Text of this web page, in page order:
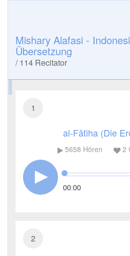
Mishary Alafasi -
Übersetzung
/114 Recitator
1
al-Fātiha (Die
5658 Hören 2
00:00
2